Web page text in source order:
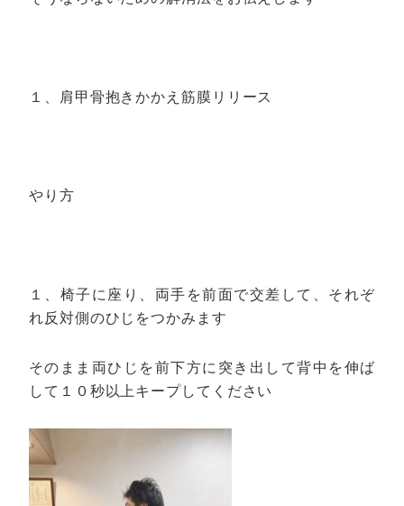
１、肩甲骨抱きかかえ筋膜リリース
やり方
１、椅子に座り、両手を前面で交差して、それぞ
れ反対側のひじをつかみます
そのまま両ひじを前下方に突き出して背中を伸ば
して１０秒以上キープしてください